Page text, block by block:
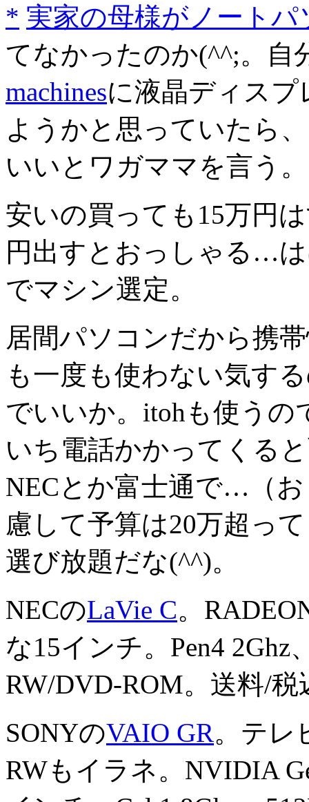
* 実家の母様がノート
てなかったのか(^^;。自
machinesに液晶ディス
ようかと思っていたら
いいとワガママを言う。
安いの買っても15万円
円出すとおっしゃる…
でマシン選定。
居間パソコンだから携
も一度も使わない気す
でいいか。itohも使う
いち電話かかってくる
NECとか富士通で…（
慮して予算は20万超
選び放題だな(^^)。
NECのLaVie C。
な15インチ。Pen4 2Ghz
RW/DVD-ROM。送料/
SONYのVAIO GR。テレ
RWもイラネ。NVIDIA